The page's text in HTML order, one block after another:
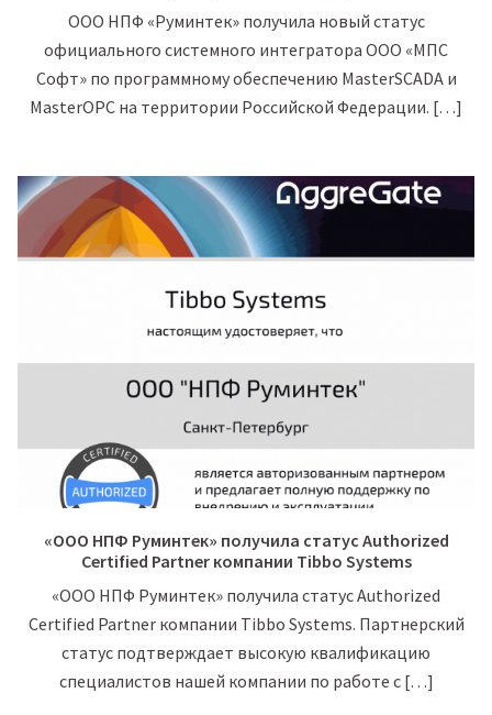
ООО НПФ «Руминтек» получила новый статус
официального системного интегратора ООО «МПС
Софт» по программному обеспечению MasterSCADA и
MasterOPC на территории Российской Федерации. […]
«ООО НПФ Руминтек» получила статус Authorized
Certified Partner компании Tibbo Systems
«ООО НПФ Руминтек» получила статус Authorized
Certified Partner компании Tibbo Systems. Партнерский
статус подтверждает высокую квалификацию
специалистов нашей компании по работе с […]